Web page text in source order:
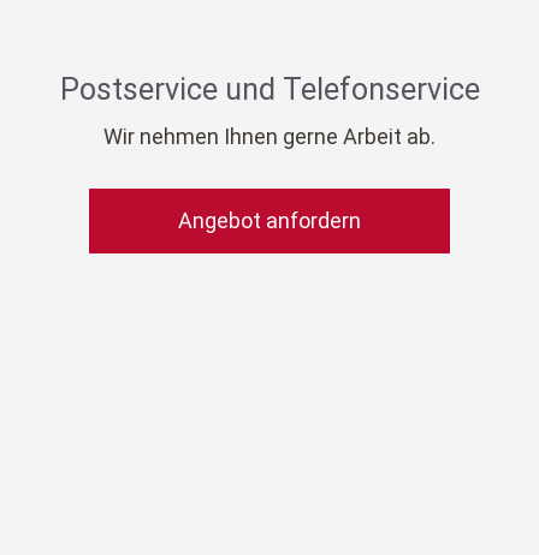
Postservice und Telefonservice
Wir nehmen Ihnen gerne Arbeit ab.
Angebot anfordern